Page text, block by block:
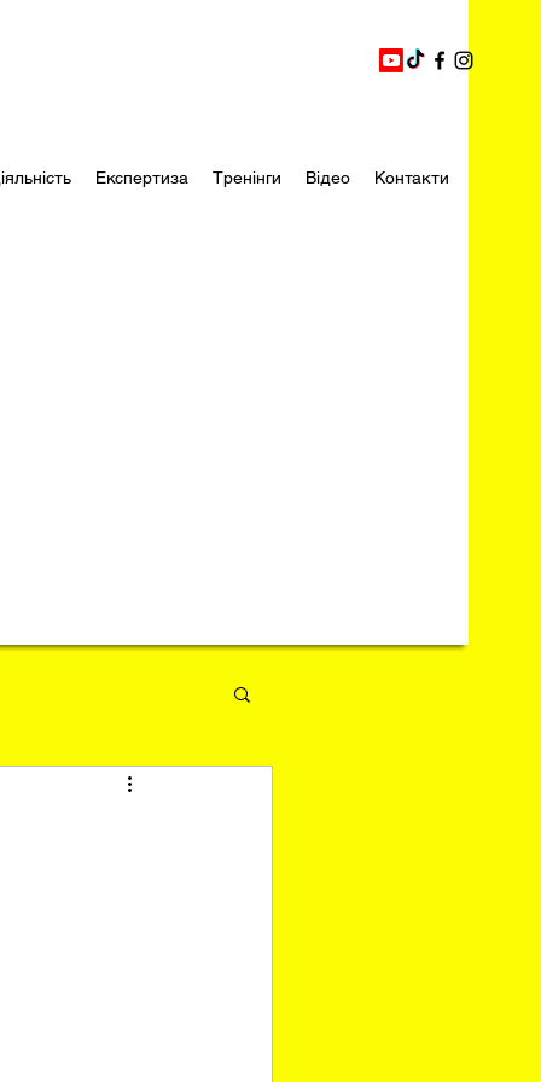
Експертиза Тренінги Відео Контакти